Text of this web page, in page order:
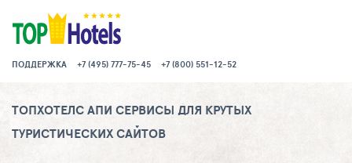
ПОДДЕРЖКА +7 (495) 777-75-45 +7 (800) 551-12-52
ТОПХОТЕЛС АПИ СЕРВИСЫ ДЛЯ КРУТЫХ
ТУРИСТИЧЕСКИХ САЙТОВ